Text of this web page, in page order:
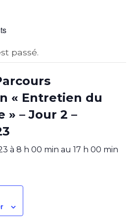
passé.
« Entretien du
» – Jour 2 –
à 8 h 00 min au 17 h 00 min